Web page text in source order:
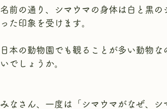
名前の通り、シマウマの身体は白と黒
った印象を受けます。
日本の動物園でも観ることが多い動物
いでしょうか。
みなさん、一度は「シマウマがなぜ、